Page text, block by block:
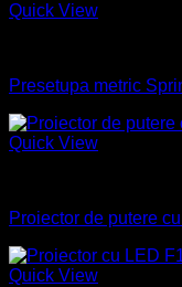
Quick View
Presetupa metric
Quick View
Proiector de putere
Quick View